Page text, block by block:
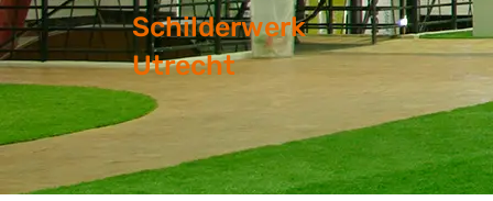
Schilderwerk
Utrecht